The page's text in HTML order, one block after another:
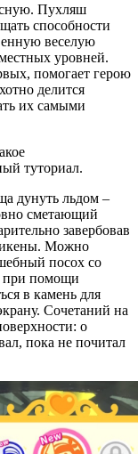
Пухляш
способности
веселую
уровней.
помогает герою
делится
их самыми
туториал.
дунуть льдом –
сметающий
завербовав
Можно
посох со
при помощи
в камень для
Сочетаний на
о
пока не почитал